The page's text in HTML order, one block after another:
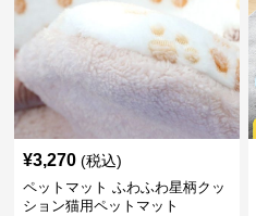
¥3,270 (税込)
ペットマット ふわふわ星柄クッ
ション猫用ペットマット